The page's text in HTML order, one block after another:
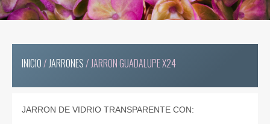
INICIO/JARRONES/ JARRON GUADALUPE X24
JARRON DE VIDRIO TRANSPARENTE CON: